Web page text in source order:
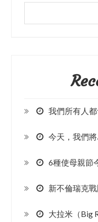
我們所有人
今天，我們
6種使母親節
新不倫瑞克
大拉米（Big